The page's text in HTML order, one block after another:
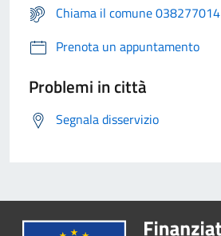
Chiama il comune 038277014
Prenota un appuntamento
Problemi in città
Segnala disservizio